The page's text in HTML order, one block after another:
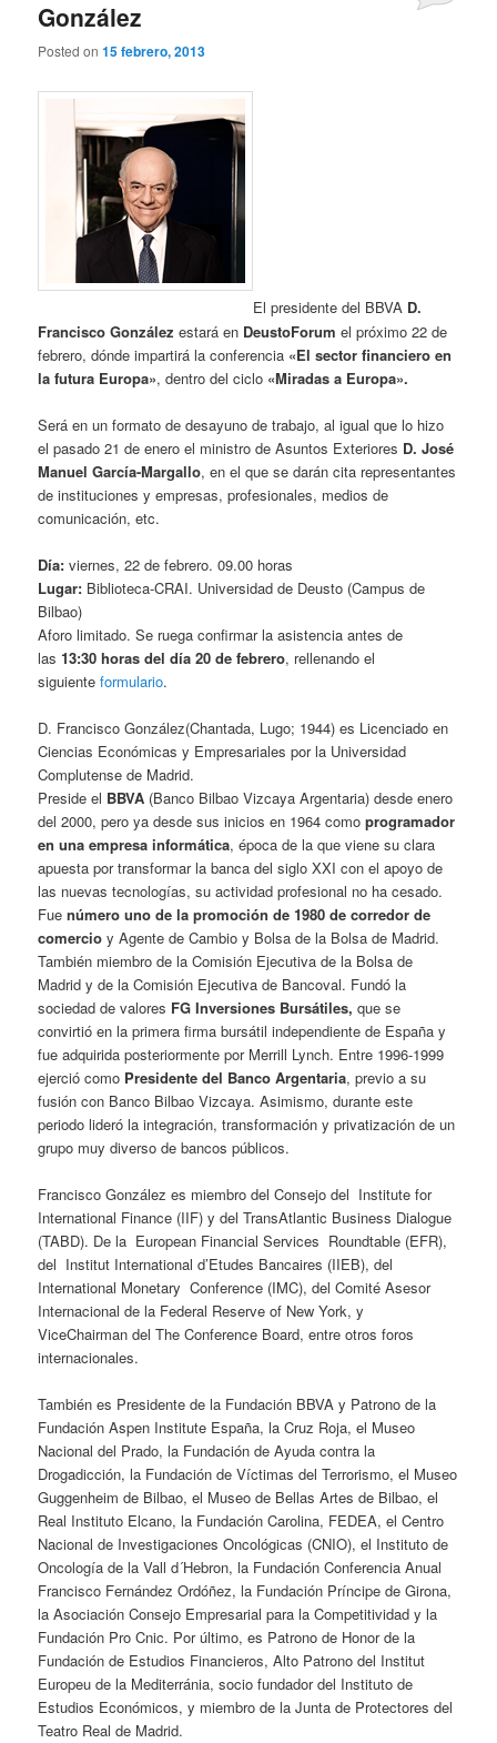
González
Posted on15 febrero, 2013
El presidente del BBVA D.
Francisco González estará en DeustoForum el próximo 22 de
febrero, dónde impartirá la conferencia «El sector financiero en
la futura Europa», dentro del ciclo «Miradas a Europa».
Será en un formato de desayuno de trabajo, al igual que lo hizo
el pasado 21 de enero el ministro de Asuntos Exteriores D. José
Manuel García-Margallo, en el que se darán cita representantes
de instituciones y empresas, profesionales, medios de
comunicación, etc.
Día: viernes, 22 de febrero. 09.00 horas
Lugar: Biblioteca-CRAI. Universidad de Deusto (Campus de
Bilbao)
Aforo limitado. Se ruega confirmar la asistencia antes de
las13:30 horas del día 20 de febrero, rellenando el
siguienteformulario.
D. Francisco González(Chantada, Lugo; 1944) es Licenciado en
Ciencias Económicas y Empresariales por la Universidad
Complutense de Madrid.
Preside el BBVA (Banco Bilbao Vizcaya Argentaria) desde enero
del 2000, pero ya desde sus inicios en 1964 comoprogramador
en una empresa informática, época de la que viene su clara
apuesta por transformar la banca del siglo XXI con el apoyo de
las nuevas tecnologías, su actividad profesional no ha cesado.
Fuenúmero uno de la promoción de 1980 de corredor de
comercio y Agente de Cambio y Bolsa de la Bolsa de Madrid.
También miembro de la Comisión Ejecutiva de la Bolsa de
Madrid y de la Comisión Ejecutiva de Bancoval. Fundó la
sociedad de valores FG Inversiones Bursátiles, que se
convirtió en la primera firma bursátil independiente de España y
fue adquirida posteriormente por Merrill Lynch. Entre 1996-1999
ejerció como Presidente del Banco Argentaria, previo a su
fusión con Banco Bilbao Vizcaya. Asimismo, durante este
periodo lideró la integración, transformación y privatización de un
grupo muy diverso de bancos públicos.
Francisco González es miembro del Consejo del Institute for
International Finance (IIF) y del TransAtlantic Business Dialogue
(TABD). De la European Financial Services Roundtable (EFR),
del Institut International d’Etudes Bancaires (IIEB), del
International Monetary Conference (IMC), del Comité Asesor
Internacional de la Federal Reserve of New York, y
ViceChairman del The Conference Board, entre otros foros
internacionales.
También es Presidente de la Fundación BBVA y Patrono de la
Fundación Aspen Institute España, la Cruz Roja, el Museo
Nacional del Prado, la Fundación de Ayuda contra la
Drogadicción, la Fundación de Víctimas del Terrorismo, el Museo
Guggenheim de Bilbao, el Museo de Bellas Artes de Bilbao, el
Real Instituto Elcano, la Fundación Carolina, FEDEA, el Centro
Nacional de Investigaciones Oncológicas (CNIO), el Instituto de
Oncología de la Vall d´Hebron, la Fundación Conferencia Anual
Francisco Fernández Ordóñez, la Fundación Príncipe de Girona,
la Asociación Consejo Empresarial para la Competitividad y la
Fundación Pro Cnic. Por último, es Patrono de Honor de la
Fundación de Estudios Financieros, Alto Patrono del Institut
Europeu de la Mediterránia, socio fundador del Instituto de
Estudios Económicos, y miembro de la Junta de Protectores del
Teatro Real de Madrid.